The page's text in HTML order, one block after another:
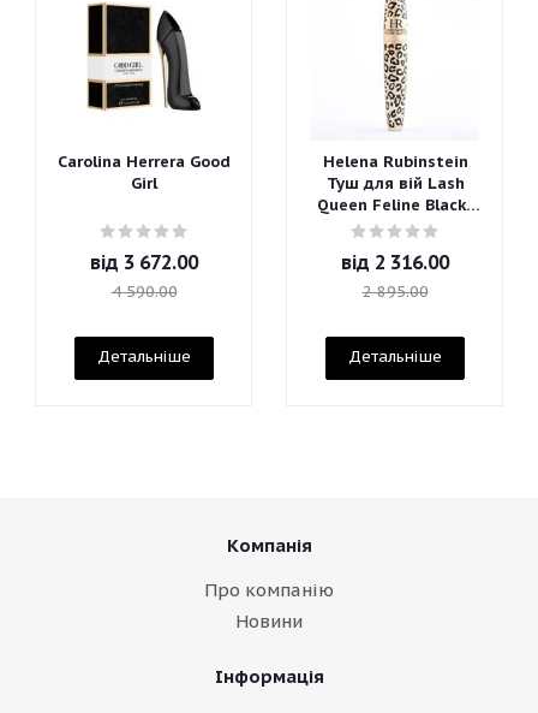
Carolina Herrera Good
Girl
від 3 672.00
4 590.00
Детальніше
Helena Rubinstein
Туш для вій Lash
Queen Feline Blacks
Mascara
від 2 316.00
2 895.00
Детальніше
Компанія
Про компанію
Новини
Інформація